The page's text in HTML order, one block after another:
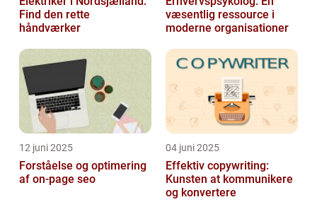
Find den rette
håndværker
væsentlig ressource i
moderne organisationer
12 juni 2025
Forståelse og optimering
af on-page seo
04 juni 2025
Effektiv copywriting:
Kunsten at kommunikere
og konvertere